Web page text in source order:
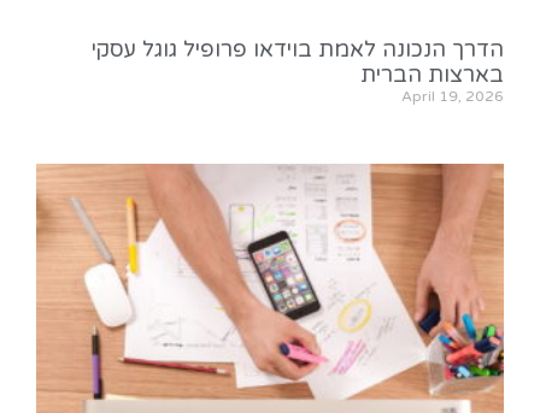
הדרך הנכונה לאמת בוידאו פרופיל גוגל עסקי
בארצות הברית
April 19, 2026